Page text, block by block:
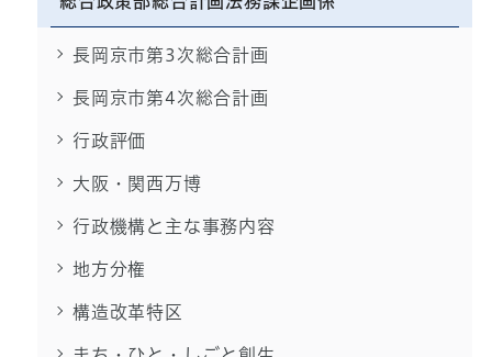
長岡京市第3次総合計画
長岡京市第4次総合計画
行政評価
大阪・関西万博
行政機構と主な事務内容
地方分権
構造改革特区